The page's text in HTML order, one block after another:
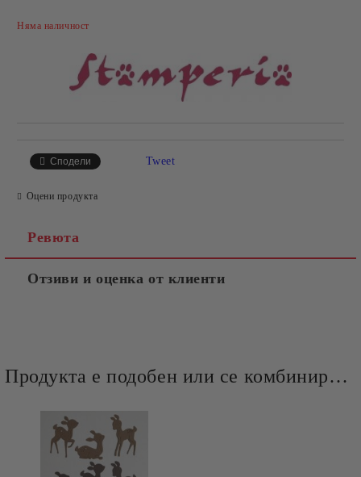
Няма наличност
Сподели Tweet
Оцени продукта
Ревюта
Отзиви и оценка от клиенти
Продукта е подобен или се комбинира добре и със следните продукти :